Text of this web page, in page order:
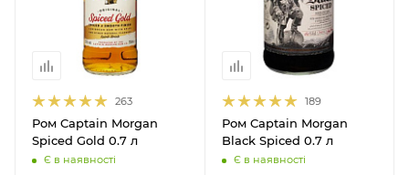
263
Ром Captain Morgan
Spiced Gold 0.7 л
Є в наявності
189
Ром Captain Morgan
Black Spiced 0.7 л
Є в наявності